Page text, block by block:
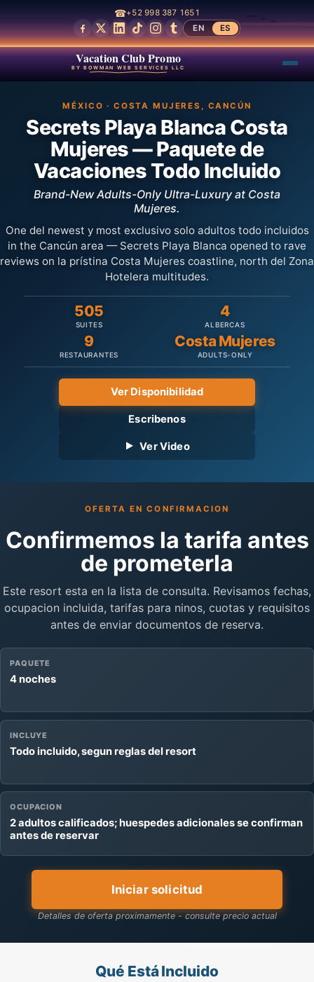
☎+52 998 387 1651
EN
ES
Vacation Club Promo
BY BOWMAN WEB SERVICES LLC
MÉXICO · COSTA MUJERES, CANCÚN
Secrets Playa Blanca Costa
Mujeres — Paquete de
Vacaciones Todo Incluido
Brand-New Adults-Only Ultra-Luxury at Costa
Mujeres.
One del newest y most exclusivo solo adultos todo incluidos
in the Cancún area — Secrets Playa Blanca opened to rave
reviews on la prístina Costa Mujeres coastline, north del Zona
Hotelera multitudes.
505
SUITES
4
ALBERCAS
9
RESTAURANTES
Costa Mujeres
ADULTS-ONLY
Ver Disponibilidad
Escribenos
Ver Video
OFERTA EN CONFIRMACION
Confirmemos la tarifa antes
de prometerla
Este resort esta en la lista de consulta. Revisamos fechas,
ocupacion incluida, tarifas para ninos, cuotas y requisitos
antes de enviar documentos de reserva.
PAQUETE
4 noches
INCLUYE
Todo incluido, segun reglas del resort
OCUPACION
2 adultos calificados; huespedes adicionales se confirman
antes de reservar
Iniciar solicitud
Detalles de oferta proximamente - consulte precio actual
Qué Está Incluido